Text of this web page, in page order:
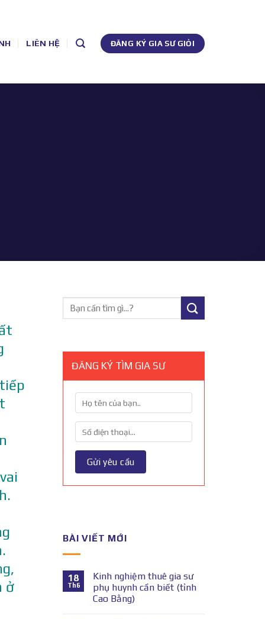
LIÊN HỆ ĐĂNG KÝ GIA SƯ GIỎI
ở
ĐĂNG KÝ TÌM GIA SƯ
BÀI VIẾT MỚI
18
Th6
Kinh nghiệm thuê gia sư
phụ huynh cần biết (tỉnh
Cao Bằng)